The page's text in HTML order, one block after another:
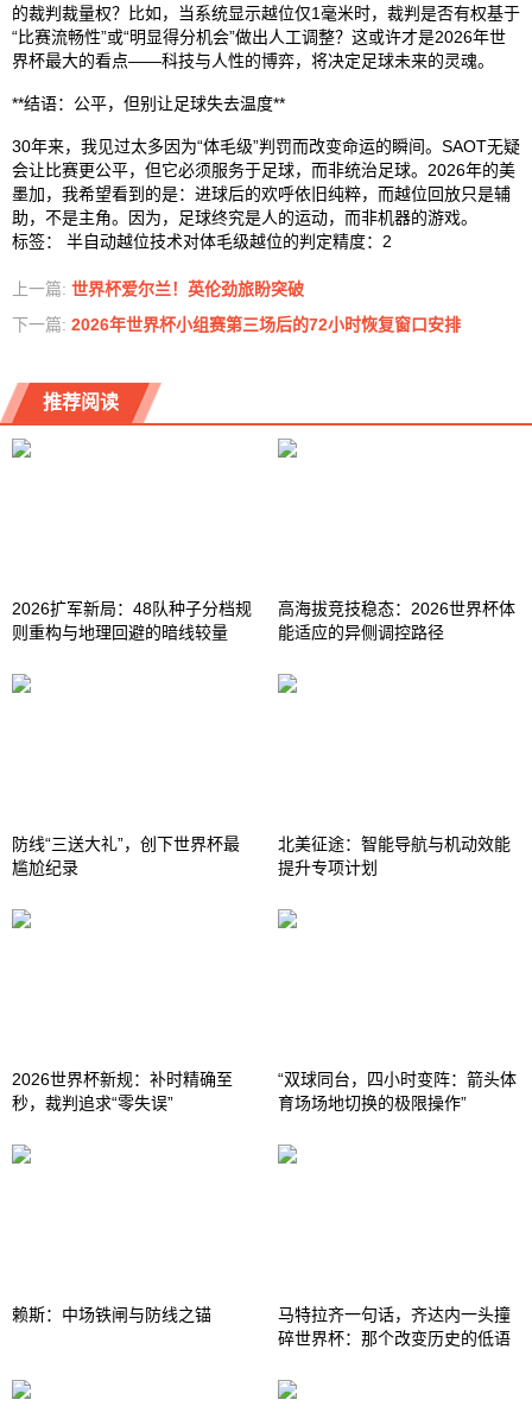
的裁判裁量权？比如，当系统显示越位仅1毫米时，裁判是否有权基于
“比赛流畅性”或“明显得分机会”做出人工调整？这或许才是2026年世
界杯最大的看点——科技与人性的博弈，将决定足球未来的灵魂。
**结语：公平，但别让足球失去温度**
30年来，我见过太多因为“体毛级”判罚而改变命运的瞬间。SAOT无疑
会让比赛更公平，但它必须服务于足球，而非统治足球。2026年的美
墨加，我希望看到的是：进球后的欢呼依旧纯粹，而越位回放只是辅
助，不是主角。因为，足球终究是人的运动，而非机器的游戏。
标签： 半自动越位技术对体毛级越位的判定精度：2
上一篇: 世界杯爱尔兰！英伦劲旅盼突破
下一篇: 2026年世界杯小组赛第三场后的72小时恢复窗口安排
推荐阅读
2026扩军新局：48队种子分档规
则重构与地理回避的暗线较量
高海拔竞技稳态：2026世界杯体
能适应的异侧调控路径
防线“三送大礼”，创下世界杯最
尴尬纪录
北美征途：智能导航与机动效能
提升专项计划
2026世界杯新规：补时精确至
秒，裁判追求“零失误”
“双球同台，四小时变阵：箭头体
育场场地切换的极限操作”
赖斯：中场铁闸与防线之锚
马特拉齐一句话，齐达内一头撞
碎世界杯：那个改变历史的低语